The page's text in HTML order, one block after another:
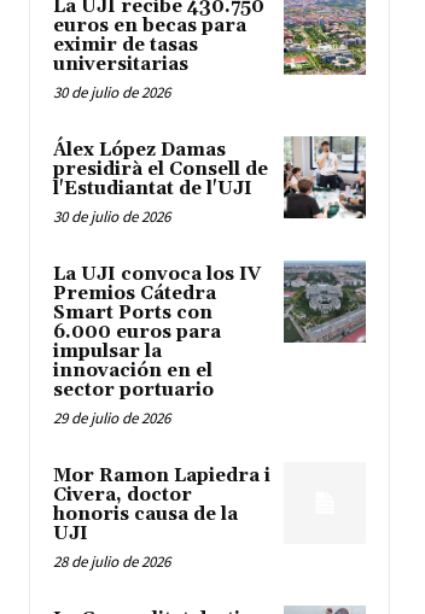
La UJI recibe 430.750
euros en becas para
eximir de tasas
universitarias
30 de julio de 2026
Álex López Damas
presidirà el Consell de
l'Estudiantat de l'UJI
30 de julio de 2026
La UJI convoca los IV
Premios Cátedra
Smart Ports con
6.000 euros para
impulsar la
innovación en el
sector portuario
29 de julio de 2026
Mor Ramon Lapiedra i
Civera, doctor
honoris causa de la
UJI
28 de julio de 2026